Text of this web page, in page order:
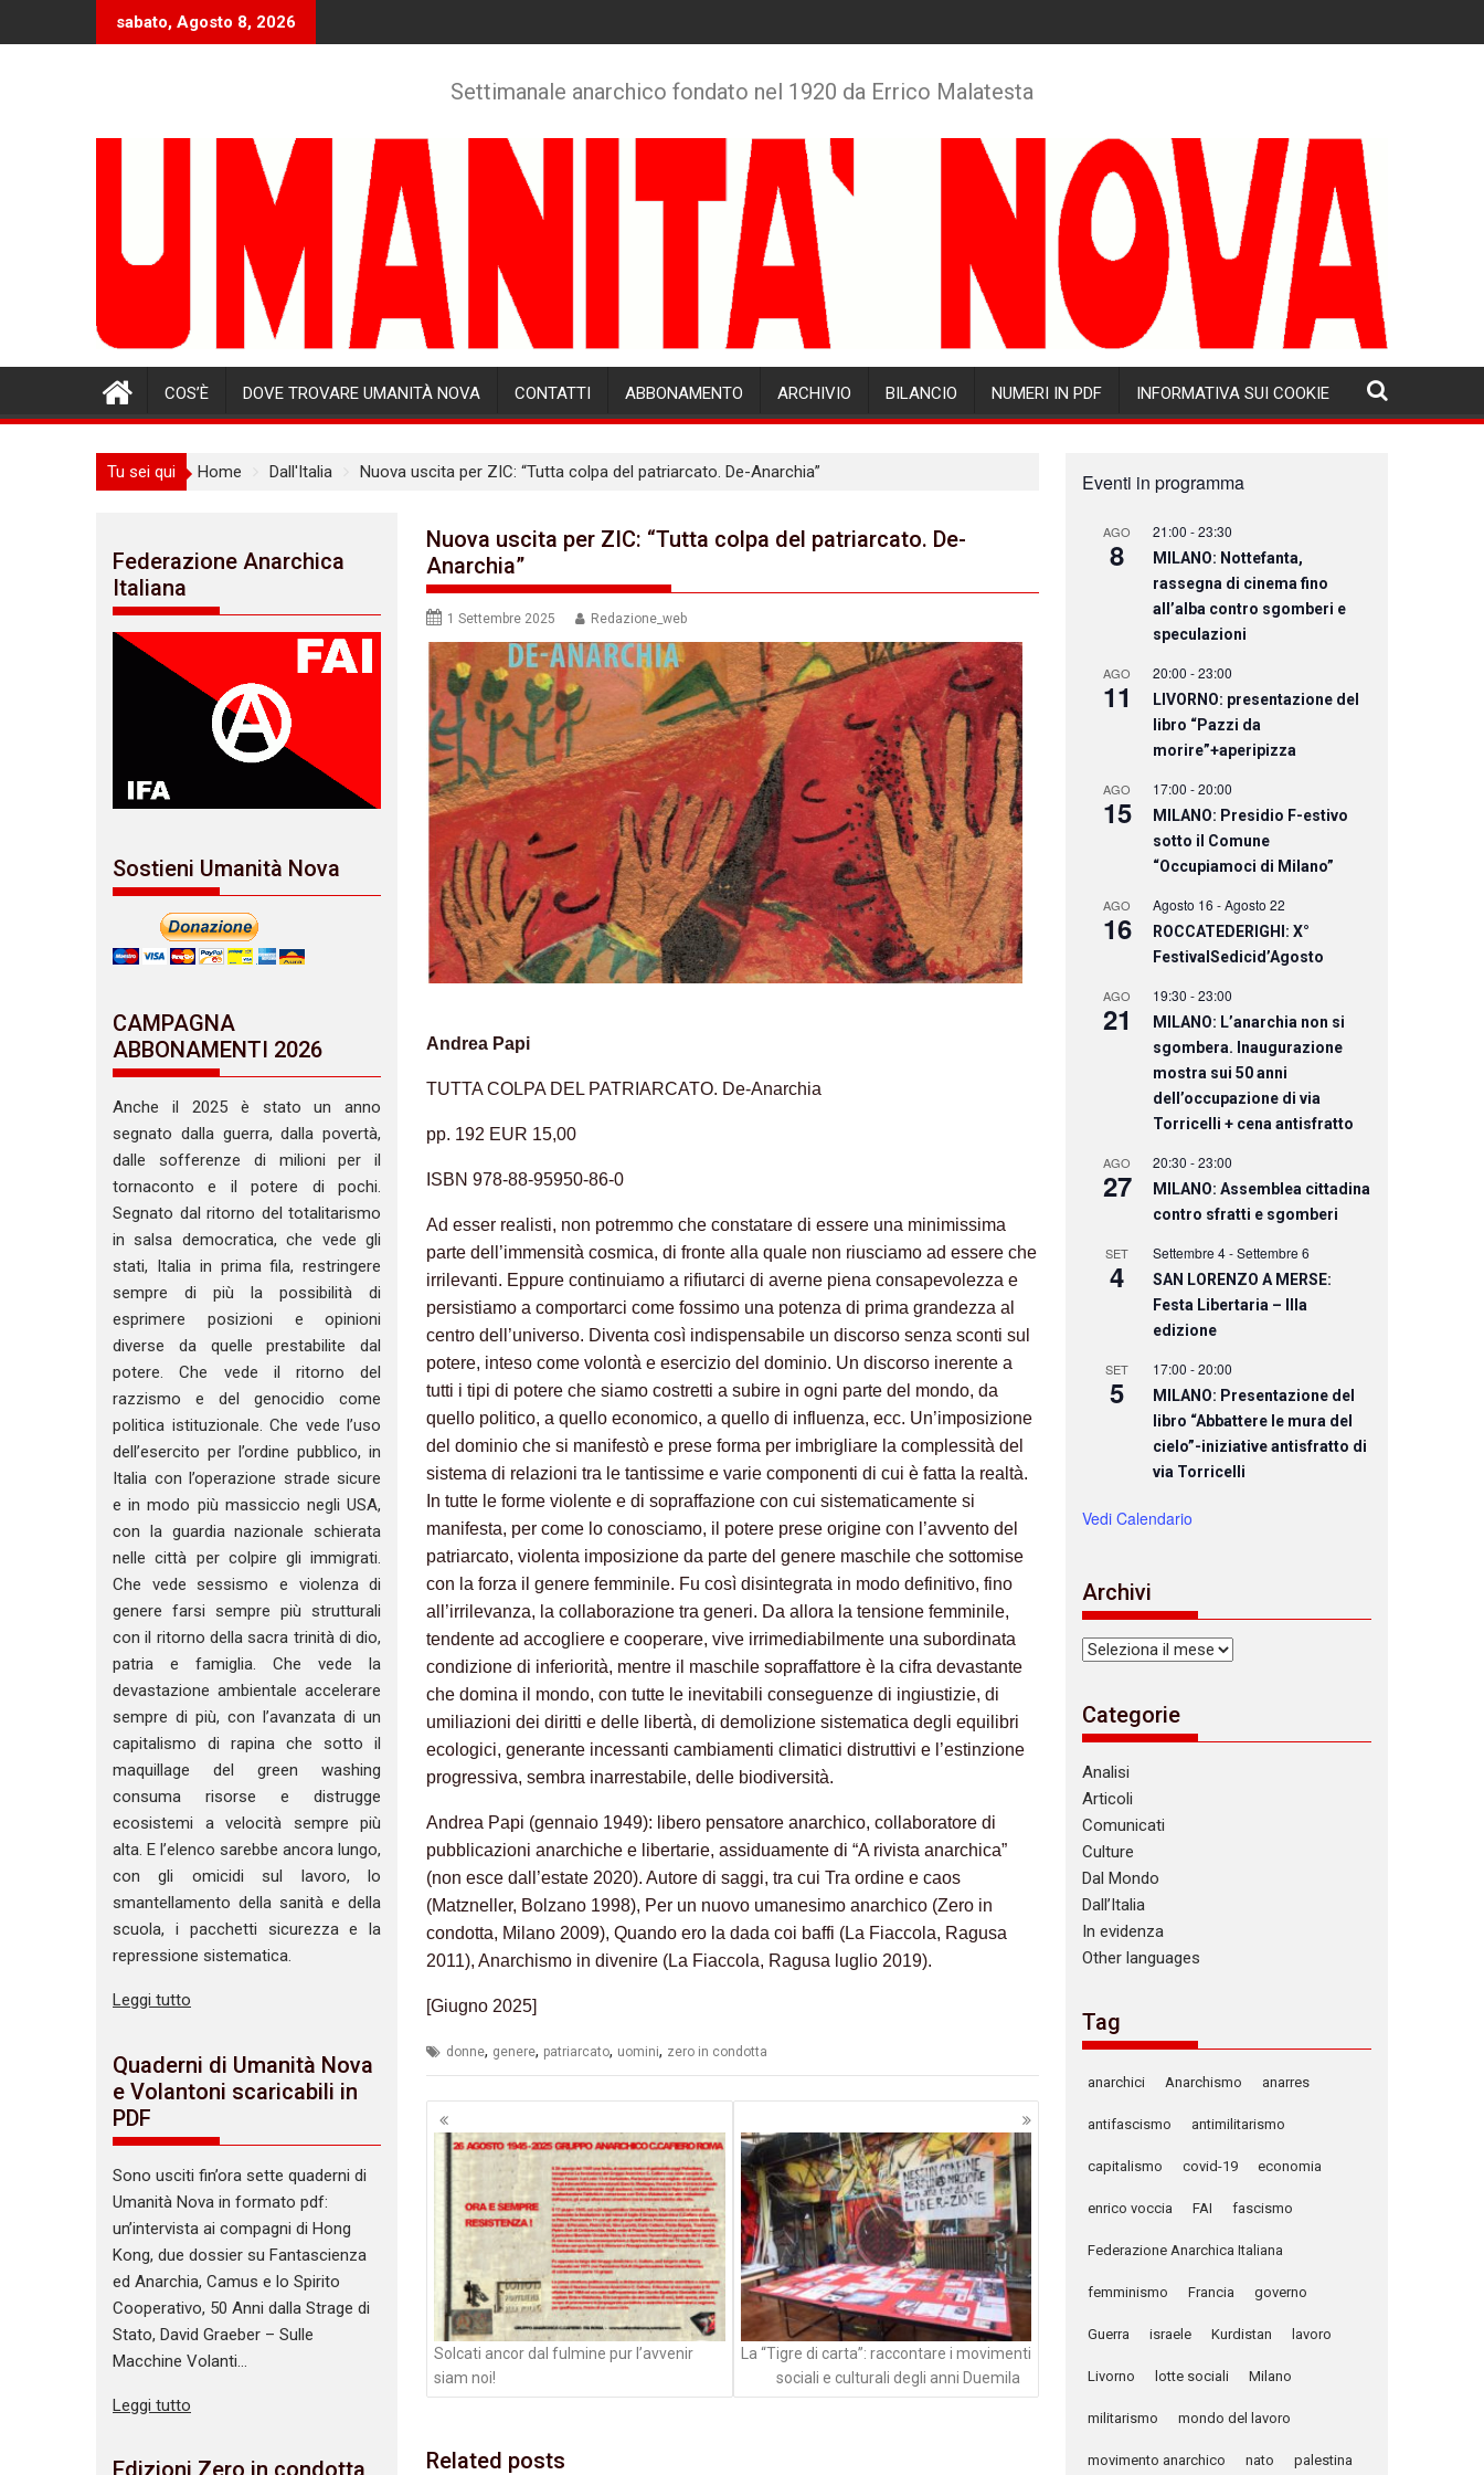
sabato, Agosto 8, 2026
Settimanale anarchico fondato nel 1920 da Errico Malatesta
COS’È DOVE TROVARE UMANITÀ NOVA CONTATTI ABBONAMENTO ARCHIVIO BILANCIO NUMERI IN PDF INFORMATIVA SUI COOKIE
Tu sei qui Home Dall'Italia Nuova uscita per ZIC: “Tutta colpa del patriarcato. De-Anarchia”
Nuova uscita per ZIC: “Tutta colpa del patriarcato. De-
Anarchia”
1 Settembre 2025 Redazione_web
Andrea Papi
TUTTA COLPA DEL PATRIARCATO. De-Anarchia
pp. 192 EUR 15,00
ISBN 978-88-95950-86-0
Ad esser realisti, non potremmo che constatare di essere una minimissima
parte dell’immensità cosmica, di fronte alla quale non riusciamo ad essere che
irrilevanti. Eppure continuiamo a rifiutarci di averne piena consapevolezza e
persistiamo a comportarci come fossimo una potenza di prima grandezza al
centro dell’universo. Diventa così indispensabile un discorso senza sconti sul
potere, inteso come volontà e esercizio del dominio. Un discorso inerente a
tutti i tipi di potere che siamo costretti a subire in ogni parte del mondo, da
quello politico, a quello economico, a quello di influenza, ecc. Un’imposizione
del dominio che si manifestò e prese forma per imbrigliare la complessità del
sistema di relazioni tra le tantissime e varie componenti di cui è fatta la realtà.
In tutte le forme violente e di sopraffazione con cui sistematicamente si
manifesta, per come lo conosciamo, il potere prese origine con l’avvento del
patriarcato, violenta imposizione da parte del genere maschile che sottomise
con la forza il genere femminile. Fu così disintegrata in modo definitivo, fino
all’irrilevanza, la collaborazione tra generi. Da allora la tensione femminile,
tendente ad accogliere e cooperare, vive irrimediabilmente una subordinata
condizione di inferiorità, mentre il maschile sopraffattore è la cifra devastante
che domina il mondo, con tutte le inevitabili conseguenze di ingiustizie, di
umiliazioni dei diritti e delle libertà, di demolizione sistematica degli equilibri
ecologici, generante incessanti cambiamenti climatici distruttivi e l’estinzione
progressiva, sembra inarrestabile, delle biodiversità.
Andrea Papi (gennaio 1949): libero pensatore anarchico, collaboratore di
pubblicazioni anarchiche e libertarie, assiduamente di “A rivista anarchica”
(non esce dall’estate 2020). Autore di saggi, tra cui Tra ordine e caos
(Matzneller, Bolzano 1998), Per un nuovo umanesimo anarchico (Zero in
condotta, Milano 2009), Quando ero la dada coi baffi (La Fiaccola, Ragusa
2011), Anarchismo in divenire (La Fiaccola, Ragusa luglio 2019).
[Giugno 2025]
donne, genere, patriarcato, uomini, zero in condotta
Navigazione
articoli
Solcati ancor dal fulmine pur l’avvenir
siam noi!
La “Tigre di carta”: raccontare i movimenti
sociali e culturali degli anni Duemila
Related posts
Federazione Anarchica
Italiana
Sostieni Umanità Nova
CAMPAGNA
ABBONAMENTI 2026
Anche il 2025 è stato un anno
segnato dalla guerra, dalla povertà,
dalle sofferenze di milioni per il
tornaconto e il potere di pochi.
Segnato dal ritorno del totalitarismo
in salsa democratica, che vede gli
stati, Italia in prima fila, restringere
sempre di più la possibilità di
esprimere posizioni e opinioni
diverse da quelle prestabilite dal
potere. Che vede il ritorno del
razzismo e del genocidio come
politica istituzionale. Che vede l’uso
dell’esercito per l’ordine pubblico, in
Italia con l’operazione strade sicure
e in modo più massiccio negli USA,
con la guardia nazionale schierata
nelle città per colpire gli immigrati.
Che vede sessismo e violenza di
genere farsi sempre più strutturali
con il ritorno della sacra trinità di dio,
patria e famiglia. Che vede la
devastazione ambientale accelerare
sempre di più, con l’avanzata di un
capitalismo di rapina che sotto il
maquillage del green washing
consuma risorse e distrugge
ecosistemi a velocità sempre più
alta. E l’elenco sarebbe ancora lungo,
con gli omicidi sul lavoro, lo
smantellamento della sanità e della
scuola, i pacchetti sicurezza e la
repressione sistematica.
Leggi tutto
Quaderni di Umanità Nova
e Volantoni scaricabili in
PDF
Sono usciti fin’ora sette quaderni di
Umanità Nova in formato pdf:
un’intervista ai compagni di Hong
Kong, due dossier su Fantascienza
ed Anarchia, Camus e lo Spirito
Cooperativo, 50 Anni dalla Strage di
Stato, David Graeber – Sulle
Macchine Volanti…
Leggi tutto
Eventi in programma
AGO
8
21:00 -23:30
MILANO: Nottefanta,
rassegna di cinema fino
all’alba contro sgomberi e
speculazioni
AGO
11
20:00 -23:00
LIVORNO: presentazione del
libro “Pazzi da
morire”+aperipizza
AGO
15
17:00 -20:00
MILANO: Presidio F-estivo
sotto il Comune
“Occupiamoci di Milano”
AGO
16
Agosto 16 -Agosto 22
ROCCATEDERIGHI: X°
FestivalSedicid’Agosto
AGO
21
19:30 -23:00
MILANO: L’anarchia non si
sgombera. Inaugurazione
mostra sui 50 anni
dell’occupazione di via
Torricelli + cena antisfratto
AGO
27
20:30 -23:00
MILANO: Assemblea cittadina
contro sfratti e sgomberi
SET
4
Settembre 4-Settembre 6
SAN LORENZO A MERSE:
Festa Libertaria – IIIa
edizione
SET
5
17:00 -20:00
MILANO: Presentazione del
libro “Abbattere le mura del
cielo”-iniziative antisfratto di
via Torricelli
Vedi Calendario
Archivi
Archivi
Categorie
Analisi
Articoli
Comunicati
Culture
Dal Mondo
Dall’Italia
In evidenza
Other languages
Tag
anarchici Anarchismo anarres
antifascismo antimilitarismo
capitalismo covid-19 economia
enrico voccia FAI fascismo
Federazione Anarchica Italiana
femminismo Francia governo
Guerra israele Kurdistan lavoro
Livorno lotte sociali Milano
militarismo mondo del lavoro
movimento anarchico nato palestina